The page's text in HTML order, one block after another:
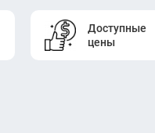
Доступные
цены